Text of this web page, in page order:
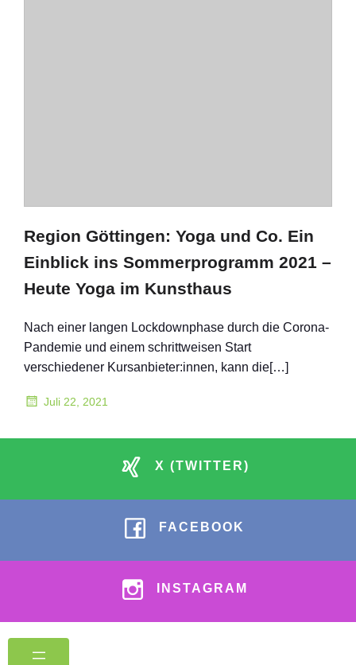
Region Göttingen: Yoga und Co. Ein
Einblick ins Sommerprogramm 2021 –
Heute Yoga im Kunsthaus
Nach einer langen Lockdownphase durch die Corona-
Pandemie und einem schrittweisen Start
verschiedener Kursanbieter:innen, kann die[…]
Juli 22, 2021
X (TWITTER)
FACEBOOK
INSTAGRAM